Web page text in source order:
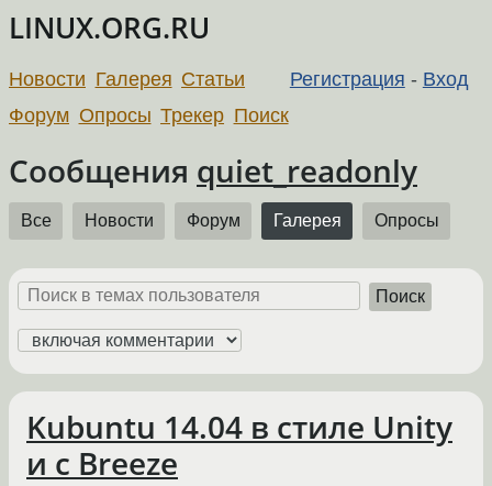
LINUX.ORG.RU
Регистрация - Вход
Новости Галерея Статьи
Форум Опросы Трекер Поиск
Сообщения quiet_readonly
Все Новости Форум Галерея Опросы
Поиск
Kubuntu 14.04 в стиле Unity
и с Breeze